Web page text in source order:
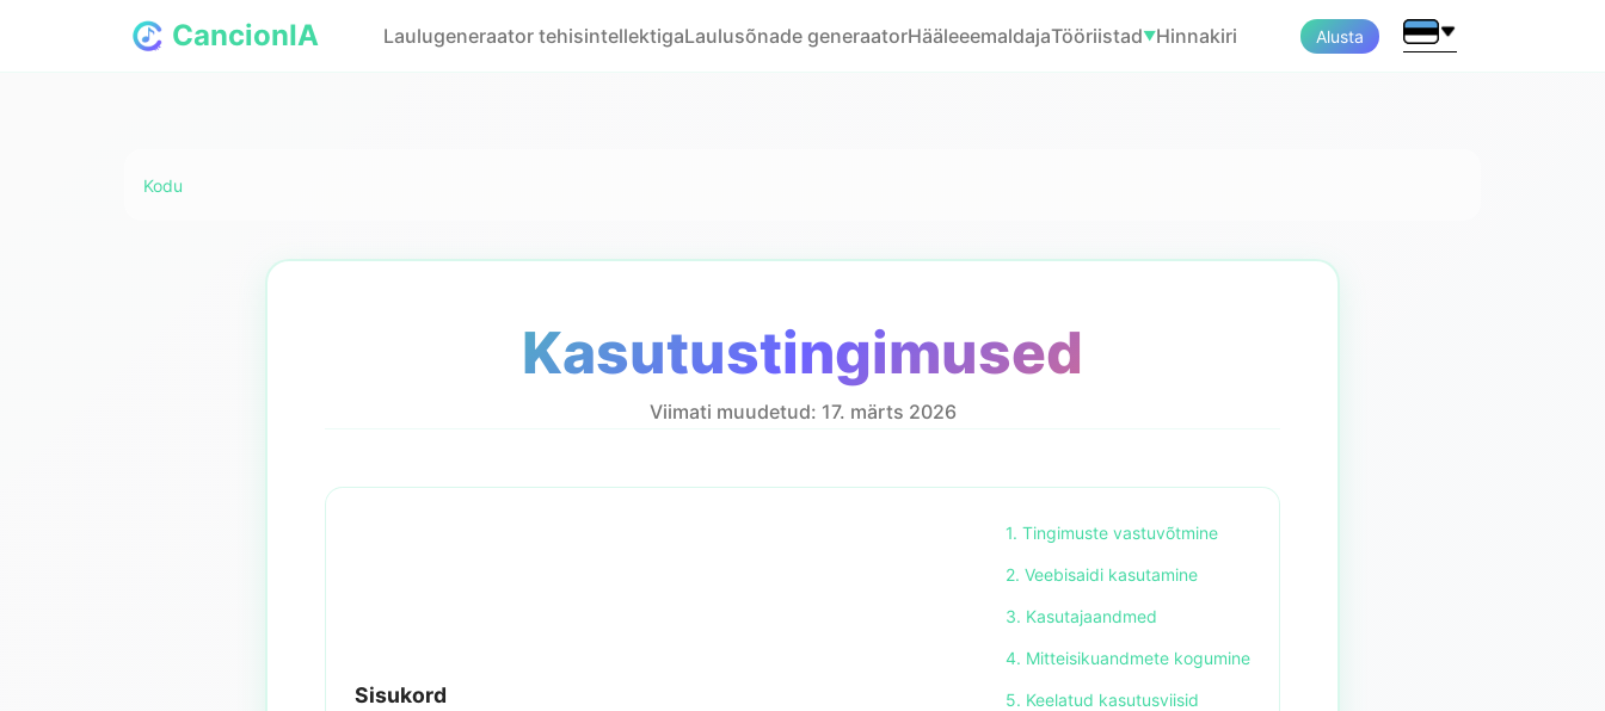
CancionIA Laulugeneraator tehisintellektigaLaulusõnade generaatorHääleeemaldajaTööriistad▼Hinnakiri Alusta
Kodu
Kasutustingimused
Viimati muudetud: 17. märts 2026
Sisukord
1. Tingimuste vastuvõtmine
2. Veebisaidi kasutamine
3. Kasutajaandmed
4. Mitteisikuandmete kogumine
5. Keelatud kasutusviisid